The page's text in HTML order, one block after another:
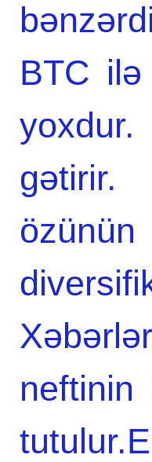
BTC
gətirir.
neftinin